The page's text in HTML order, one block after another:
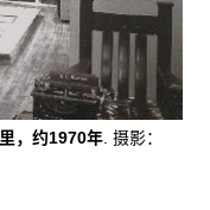
，约1970年 . 摄影：